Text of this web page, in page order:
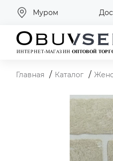
Муром
Главная Каталог